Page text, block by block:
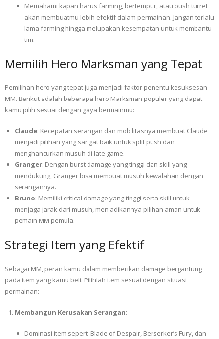
Memahami kapan harus farming, bertempur, atau push turret
akan membuatmu lebih efektif dalam permainan. Jangan terlalu
lama farming hingga melupakan kesempatan untuk membantu
tim.
Memilih Hero Marksman yang Tepat
Pemilihan hero yang tepat juga menjadi faktor penentu kesuksesan
MM. Berikut adalah beberapa hero Marksman populer yang dapat
kamu pilih sesuai dengan gaya bermainmu:
Claude: Kecepatan serangan dan mobilitasnya membuat Claude
menjadi pilihan yang sangat baik untuk split push dan
menghancurkan musuh di late game.
Granger: Dengan burst damage yang tinggi dan skill yang
mendukung, Granger bisa membuat musuh kewalahan dengan
serangannya.
Bruno: Memiliki critical damage yang tinggi serta skill untuk
menjaga jarak dari musuh, menjadikannya pilihan aman untuk
pemain MM pemula.
Strategi Item yang Efektif
Sebagai MM, peran kamu dalam memberikan damage bergantung
pada item yang kamu beli. Pilihlah item sesuai dengan situasi
permainan:
Membangun Kerusakan Serangan:
Dominasi item seperti Blade of Despair, Berserker’s Fury, dan